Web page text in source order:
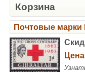
Корзина
Почтовые марки